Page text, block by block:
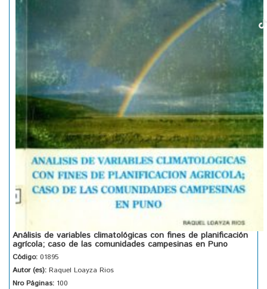
Análisis de variables climatológicas con fines de planificación
agrícola; caso de las comunidades campesinas en Puno
Código: 01895
Autor (es): Raquel Loayza Rios
Nro Páginas: 100